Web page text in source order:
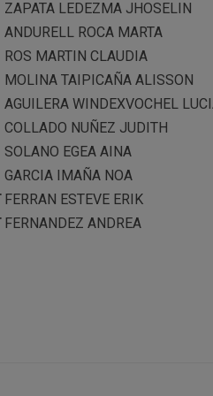
ZAPATA LEDEZMA JHOSELIN
ANDURELL ROCA MARTA
ROS MARTIN CLAUDIA
MOLINA TAIPICAÑA ALISSON
AGUILERA WINDEXVOCHEL
COLLADO NUÑEZ JUDITH
SOLANO EGEA AINA
GARCIA IMAÑA NOA
FERRAN ESTEVE ERIK
FERNANDEZ ANDREA